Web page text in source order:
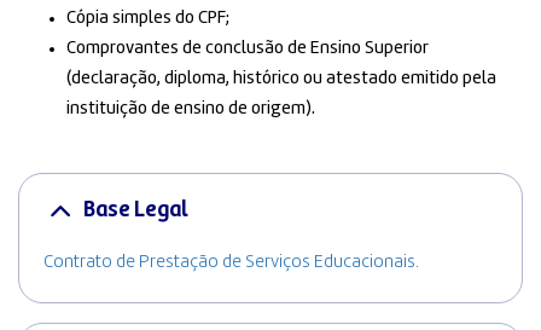
Cópia simples do CPF;
Comprovantes de conclusão de Ensino Superior
(declaração, diploma, histórico ou atestado emitido pela
instituição de ensino de origem).
Base Legal
Contrato de Prestação de Serviços Educacionais.